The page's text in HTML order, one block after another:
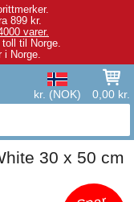
899 kr.
varer.
til Norge.
i Norge.
kr. (NOK) 0,00 kr.
30 x 50 cm